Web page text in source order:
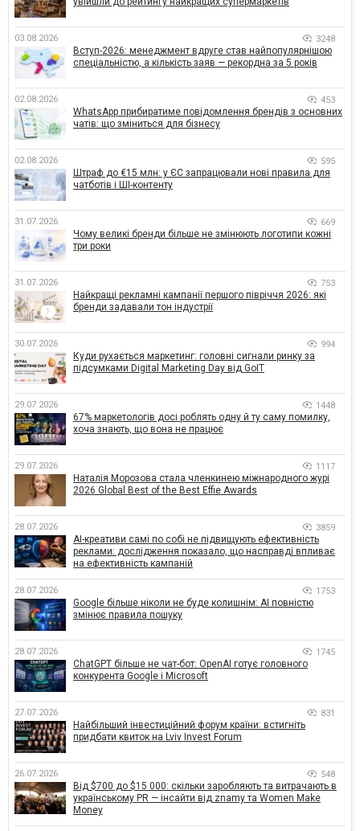
03.08.2026 3248
Вступ-2026: менеджмент вдруге став найпопулярнішою
спеціальністю, а кількість заяв — рекордна за 5 років
02.08.2026 453
WhatsApp прибиратиме повідомлення брендів з основних
чатів: що зміниться для бізнесу
02.08.2026 595
Штраф до €15 млн: у ЄС запрацювали нові правила для
чатботів і ШІ-контенту
31.07.2026 669
Чому великі бренди більше не змінюють логотипи кожні
три роки
31.07.2026 753
Найкращі рекламні кампанії першого півріччя 2026: які
бренди задавали тон індустрії
30.07.2026 994
Куди рухається маркетинг: головні сигнали ринку за
підсумками Digital Marketing Day від GoIT
29.07.2026 1448
67% маркетологів досі роблять одну й ту саму помилку,
хоча знають, що вона не працює
29.07.2026 1117
Наталія Морозова стала членкинею міжнародного журі
2026 Global Best of the Best Effie Awards
28.07.2026 3859
AI-креативи самі по собі не підвищують ефективність
реклами: дослідження показало, що насправді впливає
на ефективність кампаній
28.07.2026 1753
Google більше ніколи не буде колишнім: AI повністю
змінює правила пошуку
28.07.2026 1745
ChatGPT більше не чат-бот: OpenAI готує головного
конкурента Google і Microsoft
27.07.2026 831
Найбільший інвестиційний форум країни: встигніть
придбати квиток на Lviv Invest Forum
26.07.2026 548
Від $700 до $15 000: скільки заробляють та витрачають в
українському PR — інсайти від znamy та Women Make
Money